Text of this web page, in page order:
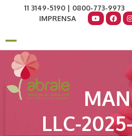
11 3149-5190 | 0800-773-9973
IMPRENSA
Open
mobile
menu
Close
mobile
menu
LLC-